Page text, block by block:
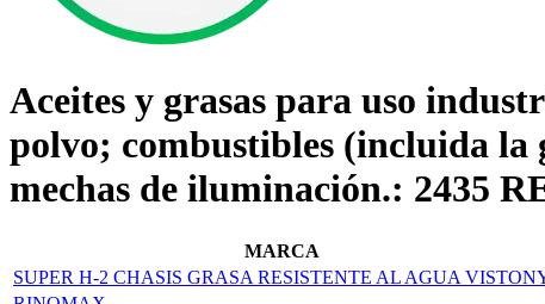
Aceites y grasas para uso
polvo; combustibles (incluida la
mechas de iluminación.: 2435
MARCA
SUPER H-2 CHASIS GRASA RESISTENTE AL AGUA